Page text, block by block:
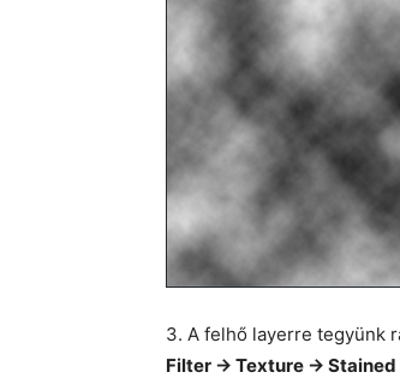
3. A felhő layerre tegyünk
Filter -> Texture -> Stained